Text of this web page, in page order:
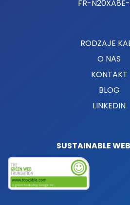
FR-
RODZAJE
O NAS
KONTAKT
BLOG
LINKEDIN
SUSTAINABLE